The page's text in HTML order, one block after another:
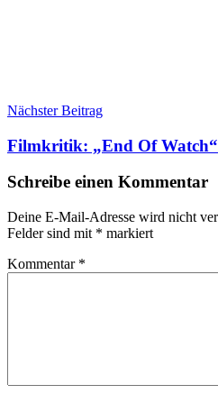
Beitragsnavigation
Nächster Beitrag
Filmkritik: „End Of Watch“
Schreibe einen Kommentar
Deine E-Mail-Adresse wird nicht
Felder sind mit * markiert
Kommentar *